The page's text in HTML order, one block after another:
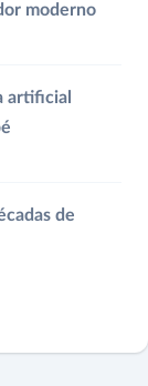
moderno
artificial
de